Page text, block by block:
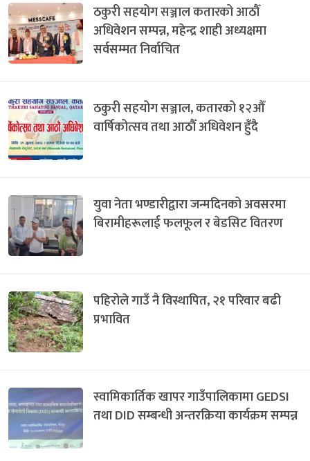
ठकुरी सहयोग सञ्जाल कतारको आठौँ
अधिवेशन सम्पन्न, महेन्द्र शाही अध्यक्षमा
सर्वसम्मत निर्वाचित
ठकुरी सहयोग सञ्जाल, कतारको १२औँ
वार्षिकोत्सव तथा आठौँ अधिवेशन हुँदै
युवा नेता भण्डारीद्वारा जन्मदिनको अवसरमा
बिरामीहरूलाई फलफूल र बेडसिट वितरण
पहिरोले गाउँ नै विस्थापित, २१ परिवार बढी
प्रभावित
स्वामिकार्तिक खापर गाउँपालिकामा GEDSI
तथा DID सम्बन्धी अन्तरक्रिया कार्यक्रम सम्पन्न